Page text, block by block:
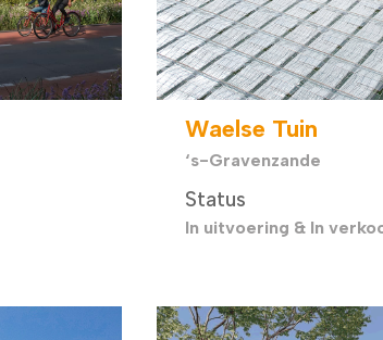
Waelse Tuin
‘s-Gravenzande
Status
In uitvoering & In